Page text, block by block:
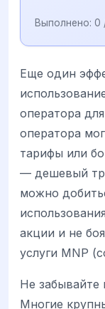
Выполнено: 0
Еще один
оператора
оператора
тарифы или
— дешевый
можно
акции и не
услуги MNP
Не забывайте
Многие